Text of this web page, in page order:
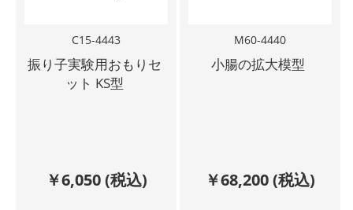
C15-4443
振り子実験用おもりセ
ット KS型
￥6,050(税込)
M60-4440
小腸の拡大模型
￥68,200(税込)